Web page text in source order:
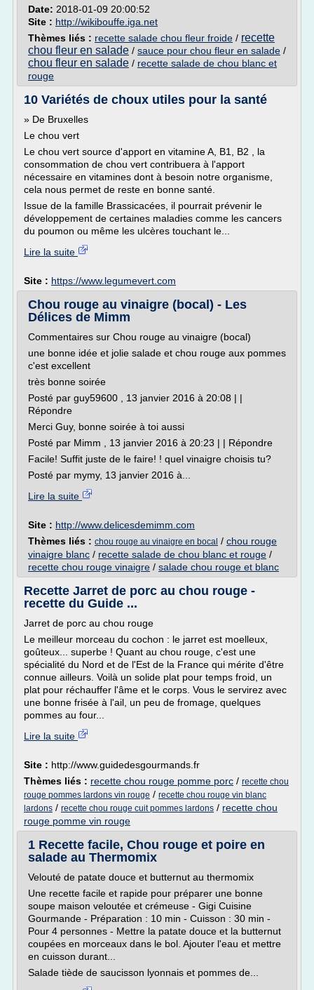
Date: 2018-01-09 20:00:52
Site : http://wikibouffe.iga.net
Thèmes liés : recette salade chou fleur froide / recette
chou fleur en salade / sauce pour chou fleur en salade /
chou fleur en salade / recette salade de chou blanc et
rouge
10 Variétés de choux utiles pour la santé
» De Bruxelles
Le chou vert
Le chou vert source d'apport en vitamine A, B1, B2 , la
consommation de chou vert contribuera à l'apport
nécessaire en vitamines dont à besoin notre organisme,
cela nous permet de reste en bonne santé.
Issue de la famille Brassicacées, il pourrait prévenir le
développement de certaines maladies comme les cancers
du poumon ou même les ulcères touchant le...
Lire la suite
Site : https://www.legumevert.com
Chou rouge au vinaigre (bocal) - Les
Délices de Mimm
Commentaires sur Chou rouge au vinaigre (bocal)
une bonne idée et jolie salade et chou rouge aux pommes
c'est excellent
très bonne soirée
Posté par guy59600 , 13 janvier 2016 à 20:08 | |
Répondre
Merci Guy, bonne soirée à toi aussi
Posté par Mimm , 13 janvier 2016 à 20:23 | | Répondre
Facile! Suffit juste de le faire! ! quel vinaigre choisis tu?
Posté par mymy, 13 janvier 2016 à...
Lire la suite
Site : http://www.delicesdemimm.com
Thèmes liés : chou rouge au vinaigre en bocal / chou rouge
vinaigre blanc / recette salade de chou blanc et rouge /
recette chou rouge vinaigre / salade chou rouge et blanc
Recette Jarret de porc au chou rouge -
recette du Guide ...
Jarret de porc au chou rouge
Le meilleur morceau du cochon : le jarret est moelleux,
goûteux... superbe ! Quant au chou rouge, c'est une
spécialité du Nord et de l'Est de la France qui mérite d'être
connue ailleurs. Voilà un solide plat pour temps froid, un
plat pour réchauffer l'âme et le corps. Vous le servirez avec
une bonne frisée à l'ail, un peu de fromage, quelques
pommes au four...
Lire la suite
Site : http://www.guidedesgourmands.fr
Thèmes liés : recette chou rouge pomme porc / recette chou
rouge pommes lardons vin rouge / recette chou rouge vin blanc
lardons / recette chou rouge cuit pommes lardons / recette chou
rouge pomme vin rouge
1 Recette facile, Chou rouge et poire en
salade au Thermomix
Velouté de patate douce et butternut au thermomix
Une recette facile et rapide pour préparer une bonne
soupe maison veloutée et crémeuse - Gigi Cuisine
Gourmande - Préparation : 10 min - Cuisson : 30 min -
Pour 4 personnes - Mettre la patate douce et la butternut
coupées en morceaux dans le bol. Ajouter l'eau et mettre
en cuisson durant...
Salade tiède de saucisson lyonnais et pommes de...